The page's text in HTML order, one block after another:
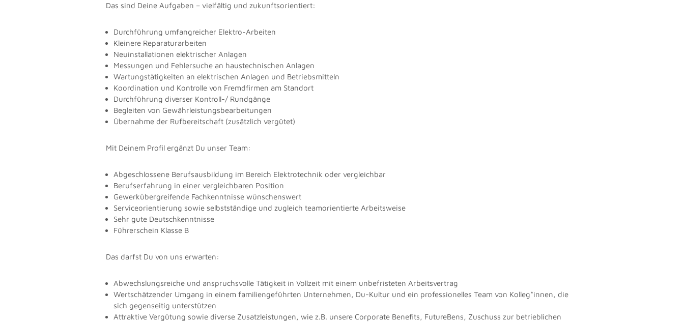
Das sind Deine Aufgaben – vielfältig und zukunftsorientiert:
Durchführung umfangreicher Elektro-Arbeiten
Kleinere Reparaturarbeiten
Neuinstallationen elektrischer Anlagen
Messungen und Fehlersuche an haustechnischen Anlagen
Wartungstätigkeiten an elektrischen Anlagen und Betriebsmitteln
Koordination und Kontrolle von Fremdfirmen am Standort
Durchführung diverser Kontroll-/ Rundgänge
Begleiten von Gewährleistungsbearbeitungen
Übernahme der Rufbereitschaft (zusätzlich vergütet)
Mit Deinem Profil ergänzt Du unser Team:
Abgeschlossene Berufsausbildung im Bereich Elektrotechnik oder vergleichbar
Berufserfahrung in einer vergleichbaren Position
Gewerkübergreifende Fachkenntnisse wünschenswert
Serviceorientierung sowie selbstständige und zugleich teamorientierte Arbeitsweise
Sehr gute Deutschkenntnisse
Führerschein Klasse B
Das darfst Du von uns erwarten:
Abwechslungsreiche und anspruchsvolle Tätigkeit in Vollzeit mit einem unbefristeten Arbeitsvertrag
Wertschätzender Umgang in einem familiengeführten Unternehmen, Du-Kultur und ein professionelles Team von Kolleg*innen, die
sich gegenseitig unterstützen
Attraktive Vergütung sowie diverse Zusatzleistungen, wie z.B. unsere Corporate Benefits, FutureBens, Zuschuss zur betrieblichen